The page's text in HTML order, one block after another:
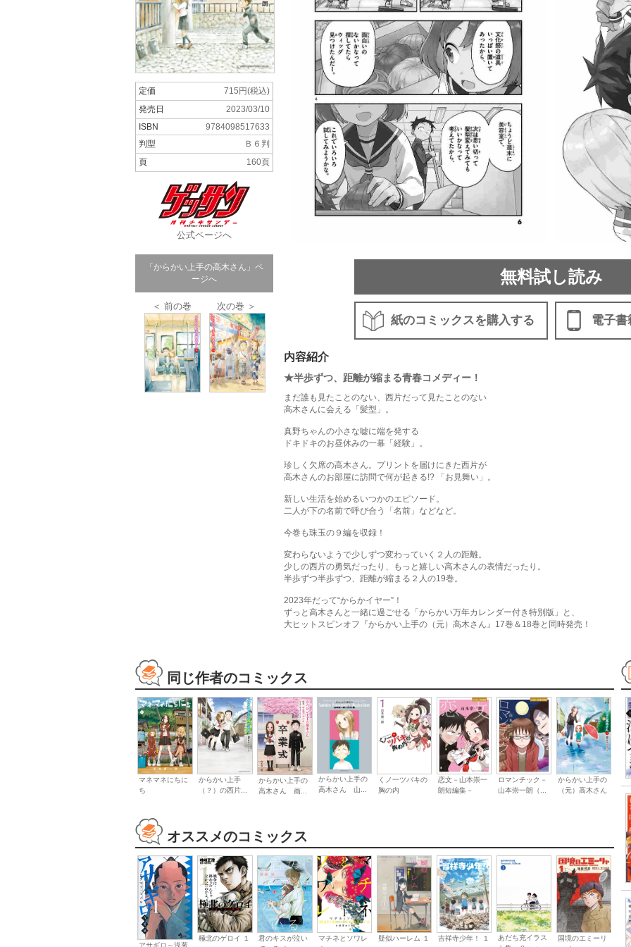
定価
715円(税込)
発売日
2023/03/10
ISBN
9784098517633
判型
Ｂ６判
頁
160頁
公式ページへ
「からかい上手の高木さん」ペ
ージへ
＜ 前の巻 次の巻 ＞
無料試し読み
紙のコミックスを購入する 電子書
内容紹介
★半歩ずつ、距離が縮まる青春コメディー！
まだ誰も見たことのない、西片だって見たことのない
高木さんに会える「髪型」。
真野ちゃんの小さな嘘に端を発する
ドキドキのお昼休みの一幕「経験」。
珍しく欠席の高木さん。プリントを届けにきた西片が
高木さんのお部屋に訪問で何が起きる!? 「お見舞い」。
新しい生活を始めるいつかのエピソード。
二人が下の名前で呼び合う「名前」などなど。
今巻も珠玉の９編を収録！
変わらないようで少しずつ変わっていく２人の距離。
少しの西片の勇気だったり、もっと嬉しい高木さんの表情だったり。
半歩ずつ半歩ずつ、距離が縮まる２人の19巻。
2023年だって“からかイヤー”！
ずっと高木さんと一緒に過ごせる「からかい万年カレンダー付き特別版」と、
大ヒットスピンオフ『からかい上手の（元）高木さん』17巻＆18巻と同時発売！
同じ作者のコミックス
マネマネにちに
ち
からかい上手
（？）の西片...
からかい上手の
高木さん 画...
からかい上手の
高木さん 山...
くノ一ツバキの
胸の内
恋文－山本崇一
朗短編集－
ロマンチック－
山本崇一朗（...
からかい上手の
（元）高木さん
オススメのコミックス
極北のゲロイ １
君のキスが泣い
マチネとソワレ
疑似ハーレム １ 吉祥寺少年！ １
あだち充イラス
国境のエミーリ